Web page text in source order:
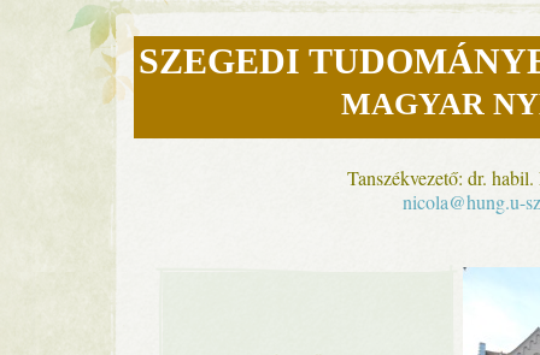
SZEGEDI
MAGYAR
Tanszékvezető: dr.
nicola@hung.u-